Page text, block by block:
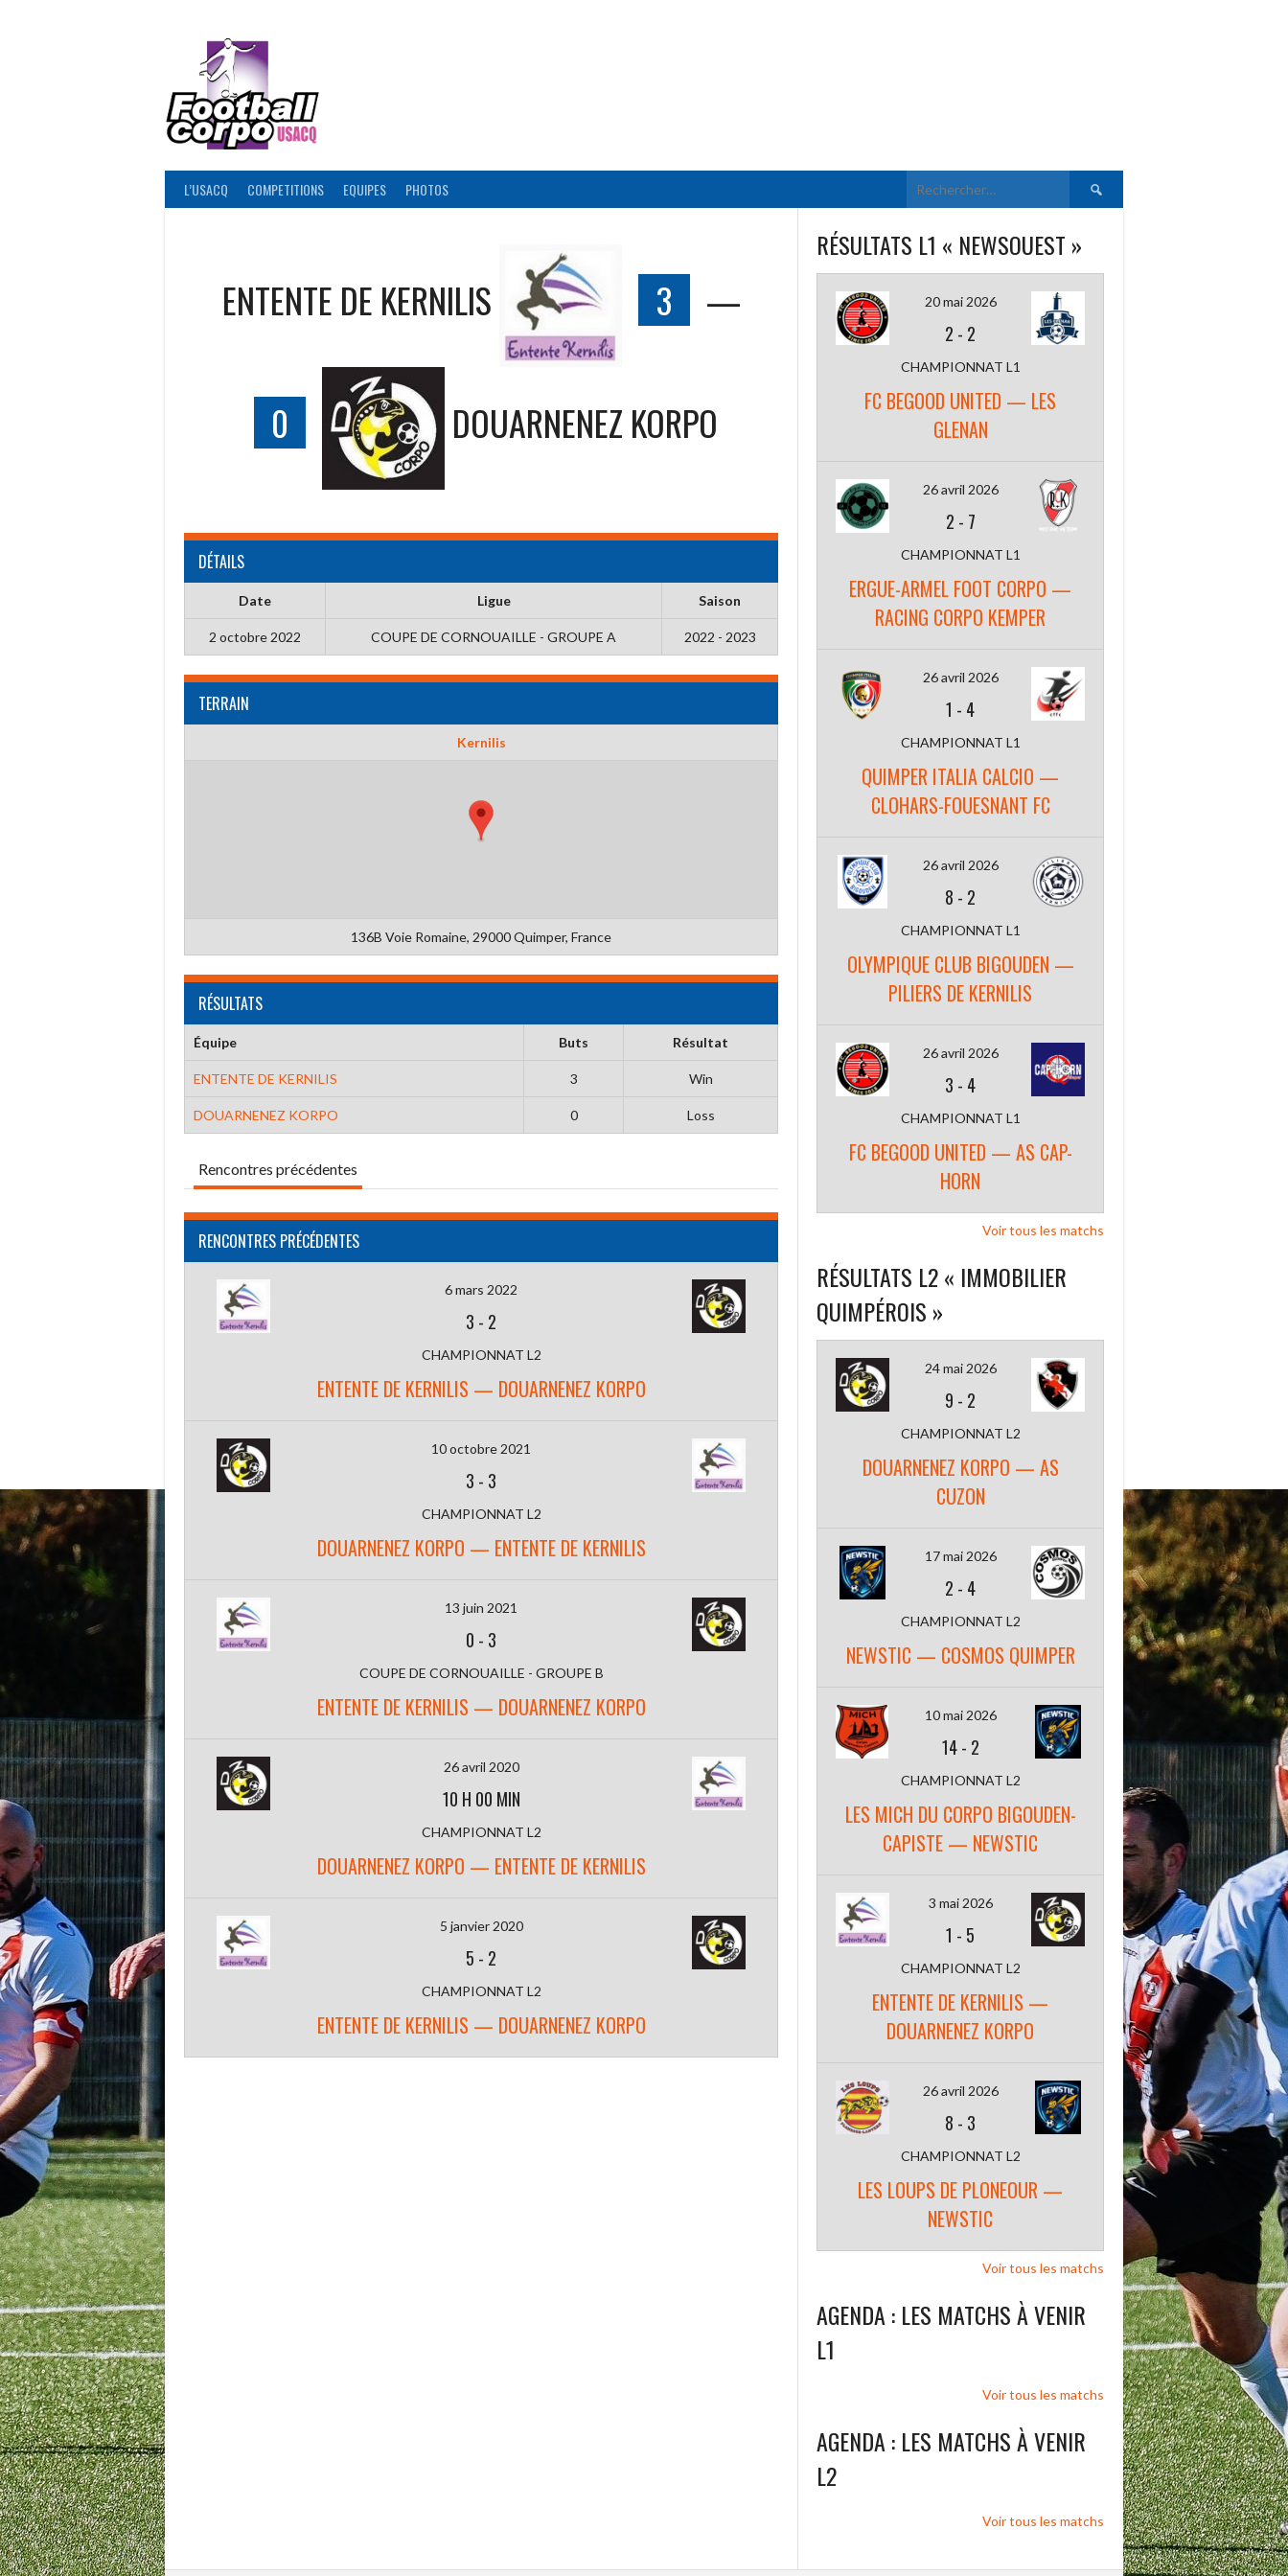
L’USACQ COMPETITIONS EQUIPES PHOTOS Rechercher :
ENTENTE DE KERNILIS 3 —
0 DOUARNENEZ KORPO
DÉTAILS
Date Ligue Saison
2 octobre 2022 COUPE DE CORNOUAILLE - GROUPE A 2022 - 2023
TERRAIN
Kernilis
136B Voie Romaine, 29000 Quimper, France
RÉSULTATS
Équipe Buts Résultat
ENTENTE DE KERNILIS 3 Win
DOUARNENEZ KORPO 0 Loss
Rencontres précédentes
RENCONTRES PRÉCÉDENTES
6 mars 2022
3 - 2
CHAMPIONNAT L2
ENTENTE DE KERNILIS — DOUARNENEZ KORPO
10 octobre 2021
3 - 3
CHAMPIONNAT L2
DOUARNENEZ KORPO — ENTENTE DE KERNILIS
13 juin 2021
0 - 3
COUPE DE CORNOUAILLE - GROUPE B
ENTENTE DE KERNILIS — DOUARNENEZ KORPO
26 avril 2020
10 H 00 MIN
CHAMPIONNAT L2
DOUARNENEZ KORPO — ENTENTE DE KERNILIS
5 janvier 2020
5 - 2
CHAMPIONNAT L2
ENTENTE DE KERNILIS — DOUARNENEZ KORPO
RÉSULTATS L1 « NEWSOUEST »
20 mai 2026
2 - 2
CHAMPIONNAT L1
FC BEGOOD UNITED — LES
GLENAN
26 avril 2026
2 - 7
CHAMPIONNAT L1
ERGUE-ARMEL FOOT CORPO —
RACING CORPO KEMPER
26 avril 2026
1 - 4
CHAMPIONNAT L1
QUIMPER ITALIA CALCIO —
CLOHARS-FOUESNANT FC
26 avril 2026
8 - 2
CHAMPIONNAT L1
OLYMPIQUE CLUB BIGOUDEN —
PILIERS DE KERNILIS
26 avril 2026
3 - 4
CHAMPIONNAT L1
FC BEGOOD UNITED — AS CAP-
HORN
Voir tous les matchs
RÉSULTATS L2 « IMMOBILIER
QUIMPÉROIS »
24 mai 2026
9 - 2
CHAMPIONNAT L2
DOUARNENEZ KORPO — AS
CUZON
17 mai 2026
2 - 4
CHAMPIONNAT L2
NEWSTIC — COSMOS QUIMPER
10 mai 2026
14- 2
CHAMPIONNAT L2
LES MICH DU CORPO BIGOUDEN-
CAPISTE — NEWSTIC
3 mai 2026
1 - 5
CHAMPIONNAT L2
ENTENTE DE KERNILIS —
DOUARNENEZ KORPO
26 avril 2026
8 - 3
CHAMPIONNAT L2
LES LOUPS DE PLONEOUR —
NEWSTIC
Voir tous les matchs
AGENDA : LES MATCHS À VENIR
L1
Voir tous les matchs
AGENDA : LES MATCHS À VENIR
L2
Voir tous les matchs